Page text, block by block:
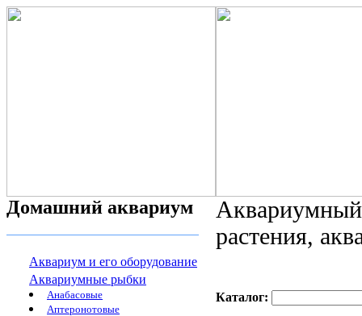
Домашний аквариум
Аквариум и его оборудование
Аквариумные рыбки
Анабасовые
Аптеронотовые
растения,
Каталог: